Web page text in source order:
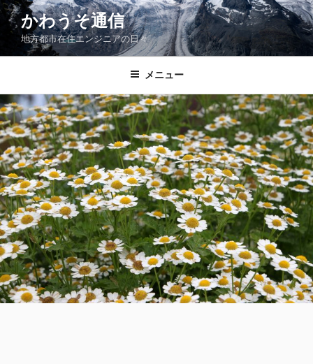
コ
ン
ン
ス
キ
ッ
プ
かわうそ通信
地方都市在住エンジニアの日々
メニュー